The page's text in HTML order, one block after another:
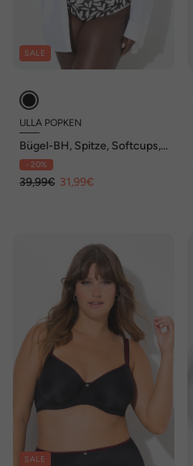
SALE
ULLA POPKEN
Bügel-BH, Spitze, Softcups,
Cup B - F
- 20%
39,99€ 31,99€
SALE